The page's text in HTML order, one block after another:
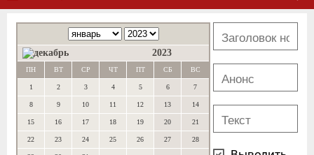
2023
ПН ВТ СР ЧТ ПТ СБ ВС
1 2 3 4 5 6 7
8 9 10 11 12 13 14
15 16 17 18 19 20 21
22 23 24 25 26 27 28